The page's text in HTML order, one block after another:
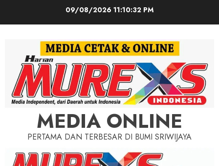
09/08/2026 11:10:33 PM
MEDIA ONLINE
PERTAMA DAN TERBESAR DI BUMI SRIWIJAYA